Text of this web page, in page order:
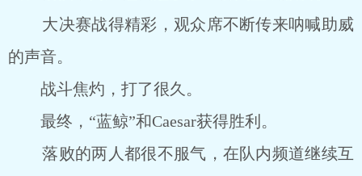
大决赛战得精彩，观众席不断传来呐喊助威
的声音。
战斗焦灼，打了很久。
最终，“蓝鲸”和Caesar获得胜利。
落败的两人都很不服气，在队内频道继续互